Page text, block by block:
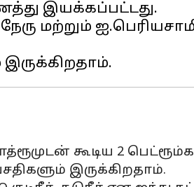
இயக்கப்பட்டது.
மற்றும்
கூடிய 2
இருக்கிறதாம்.